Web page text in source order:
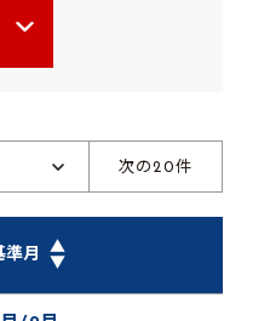
次の20件
▲
準月 ▼